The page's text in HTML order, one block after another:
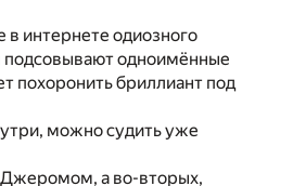
в интернете одиозного
подсовывают одноимённые
похоронить бриллиант под
можно судить уже
Джеромом, а во-вторых,